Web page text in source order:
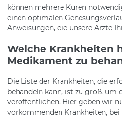
können mehrere Kuren
einen optimalen
Anweisungen, die unsere Ärzte
Welche Krankheiten
Medikament zu
Die Liste der Krankheiten, die
behandeln kann, ist zu groß, um
veröffentlichen. Hier geben wir
vorkommenden Krankheiten, bei